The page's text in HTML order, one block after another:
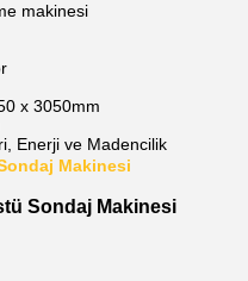
makinesi
x 3050mm
Enerji ve Madencilik
Makinesi
Sondaj Makinesi